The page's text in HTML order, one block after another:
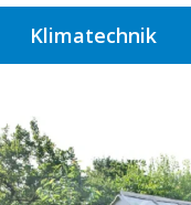
Klimatechnik